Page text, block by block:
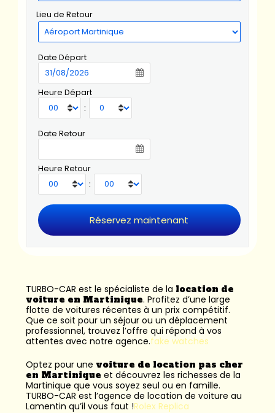
Lieu de Retour
Date Départ
Heure Départ
:
Date Retour
Heure Retour
:
TURBO-CAR est le spécialiste de la location de
voiture en Martinique. Profitez d’une large
flotte de voitures récentes à un prix compétitif.
Que ce soit pour un séjour ou un déplacement
professionnel, trouvez l’offre qui répond à vos
attentes avec notre agence.fake watches
Optez pour une voiture de location pas cher
en Martinique et découvrez les richesses de la
Martinique que vous soyez seul ou en famille.
TURBO-CAR est l’agence de location de voiture au
Lamentin qu’il vous faut !Rolex Replica